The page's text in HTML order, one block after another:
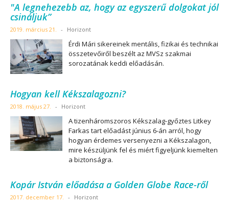
"A legnehezebb az, hogy az egyszerű dolgokat jól
csináljuk”
2019. március 21. - Horizont
Érdi Mári sikereinek mentális, fizikai és technikai
összetevőiről beszélt az MVSz szakmai
sorozatának keddi előadásán.
Hogyan kell Kékszalagozni?
2018. május 27. - Horizont
A tizenháromszoros Kékszalag-győztes Litkey
Farkas tart előadást június 6-án arról, hogy
hogyan érdemes versenyezni a Kékszalagon,
mire készüljünk fel és miért figyeljünk kiemelten
a biztonságra.
Kopár István előadása a Golden Globe Race-ről
2017. december 17. - Horizont